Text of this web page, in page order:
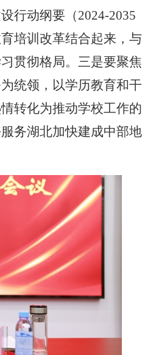
行动纲要（2024-2035
培训改革结合起来，与
贯彻格局。三是要聚焦
统领，以学历教育和干
转化为推动学校工作的
务湖北加快建成中部地